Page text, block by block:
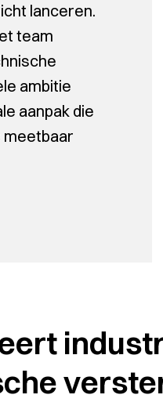
lanceren.
team
ambitie
aanpak die
meetbaar